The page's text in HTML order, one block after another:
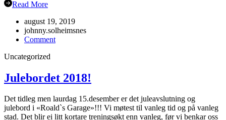
Read More
august 19, 2019
johnny.solheimsnes
Commenton
Uncategorized
Julebordet 2018!
Det tidleg men laurdag 15.desember er det juleavslutning og
julebord i «Roald`s Garage»!!! Vi møtest til vanleg tid og på vanleg
stad. Det blir ei litt kortare treningsøkt enn vanleg, før vi benkar oss